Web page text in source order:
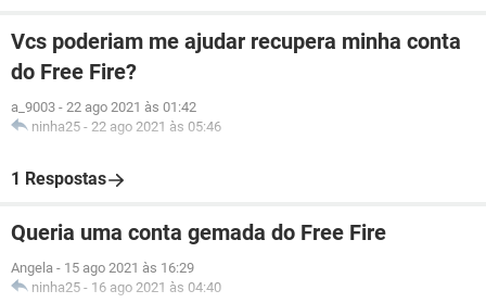
Vcs poderiam me ajudar recupera minha conta
do Free Fire?
a_9003 - 22 ago 2021 às 01:42
ninha25 - 22 ago 2021 às 05:46
1 Respostas
Queria uma conta gemada do Free Fire
Angela - 15 ago 2021 às 16:29
ninha25 - 16 ago 2021 às 04:40